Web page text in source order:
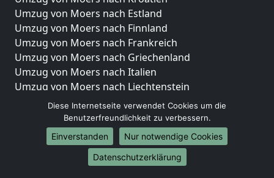
Umzug von Moers nach Estland
Umzug von Moers nach Finnland
Umzug von Moers nach Frankreich
Umzug von Moers nach Griechenland
Umzug von Moers nach Italien
Umzug von Moers nach Liechtenstein
Umzug von Moers nach Luxemburg
Umzug von Moers nach Niederlande
Umzug von Moers nach Norwegen
Umzüge-Deutschlandweit
Diese Internetseite verwendet Cookies um die
Benutzerfreundlichkeit zu verbessern.
Einverstanden
Nur notwendige Cookies
Datenschutzerklärung